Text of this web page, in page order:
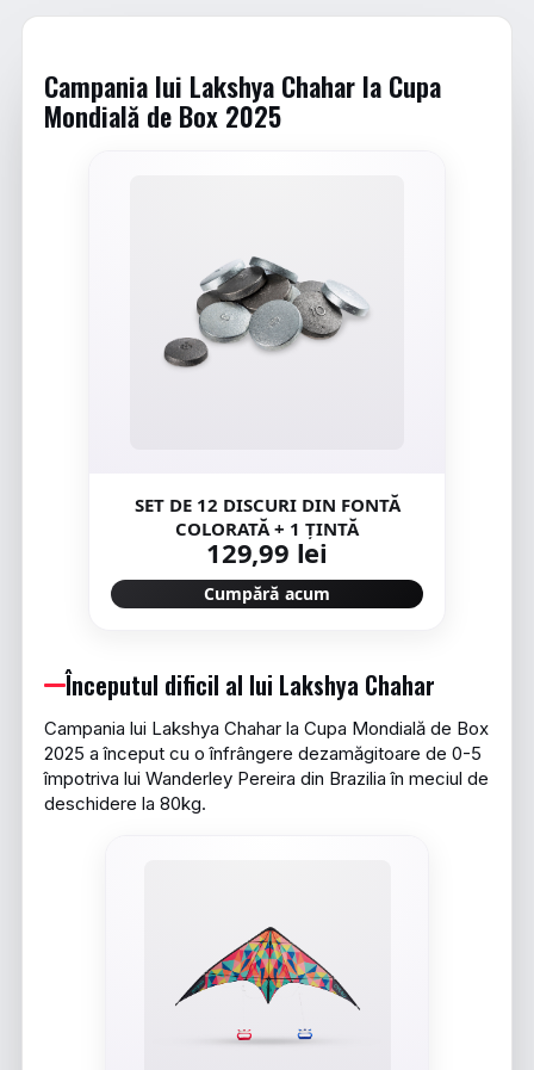
Campania lui Lakshya Chahar la Cupa
Mondială de Box 2025
SET DE 12 DISCURI DIN FONTĂ
COLORATĂ + 1 ȚINTĂ
129,99 lei
Cumpără acum
Începutul dificil al lui Lakshya Chahar
Campania lui Lakshya Chahar la Cupa Mondială de Box
2025 a început cu o înfrângere dezamăgitoare de 0-5
împotriva lui Wanderley Pereira din Brazilia în meciul de
deschidere la 80kg.